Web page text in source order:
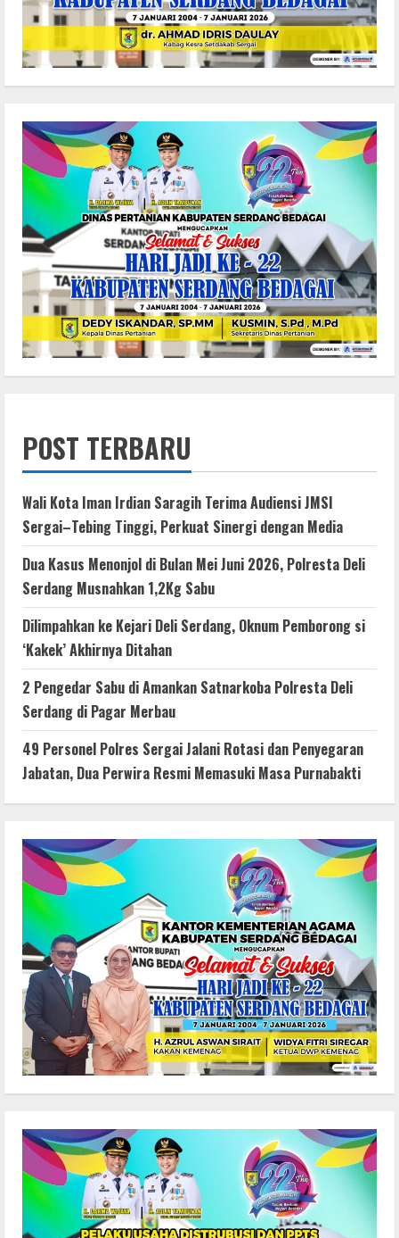
POST TERBARU
Wali Kota Iman Irdian Saragih Terima Audiensi JMSI
Sergai–Tebing Tinggi, Perkuat Sinergi dengan Media
Dua Kasus Menonjol di Bulan Mei Juni 2026, Polresta Deli
Serdang Musnahkan 1,2Kg Sabu
Dilimpahkan ke Kejari Deli Serdang, Oknum Pemborong si
‘Kakek’ Akhirnya Ditahan
2 Pengedar Sabu di Amankan Satnarkoba Polresta Deli
Serdang di Pagar Merbau
49 Personel Polres Sergai Jalani Rotasi dan Penyegaran
Jabatan, Dua Perwira Resmi Memasuki Masa Purnabakti